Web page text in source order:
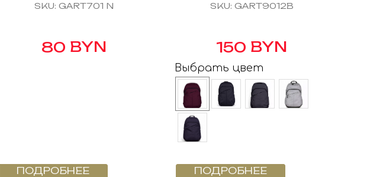
SKU: GART701 N
80 BYN
ПОДРОБНЕЕ
SKU: GART9012B
150 BYN
Выбрать цвет
ПОДРОБНЕЕ